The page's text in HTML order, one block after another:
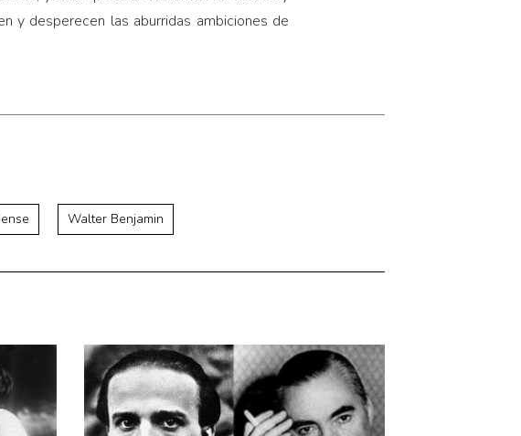
y desperecen las aburridas ambiciones de
Walter Benjamin